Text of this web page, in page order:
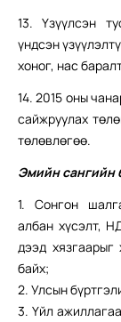
13. Үзүүлсэн
үндсэн
хоног, нас
14. 2015 оны
сайжруулах
төлөвлөгөө.
Эмийн сангийн
1. Сонгон
албан хүсэлт,
дээд хязгаарыг
байх;
2. Улсын
3. Үйл